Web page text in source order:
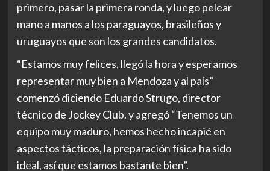
primero, pasar la primera ronda, y luego pelear
mano a manos a los paraguayos, brasileños y
uruguayos que son los grandes candidatos.
“Estamos muy felices, llegó la hora y esperamos
representar muy bien a Mendoza y al país”
comenzó diciendo Eduardo Strugo, director
técnico de Jockey Club. y agregó “Tenemos un
equipo muy maduro, hemos hecho incapié en
aspectos tácticos, la preparación física ha sido
ideal, así que estamos bastante bien”.